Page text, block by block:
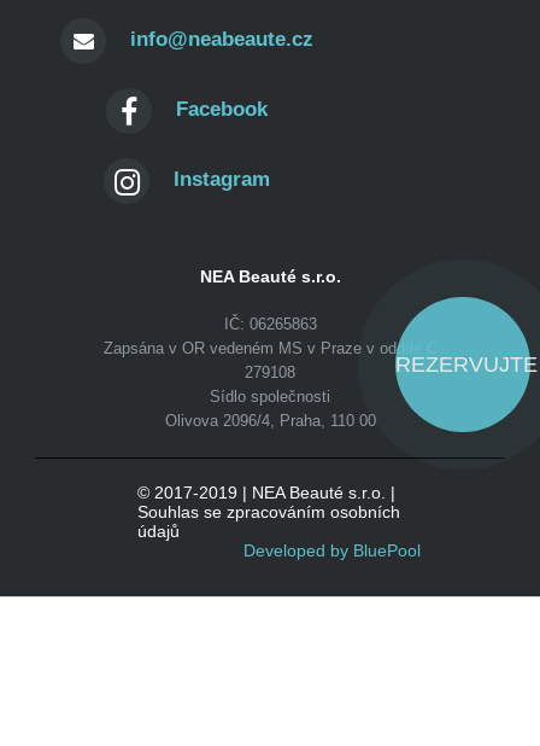
REZERVUJTE
info@neabeaute.cz
Facebook
Instagram
NEA Beauté s.r.o.
IČ: 06265863
Zapsána v OR vedeném MS v Praze v oddíle C
279108
Sídlo společnosti
Olivova 2096/4, Praha, 110 00
© 2017-2019 | NEA Beauté s.r.o. |
Souhlas se zpracováním osobních
údajů
Developed by BluePool